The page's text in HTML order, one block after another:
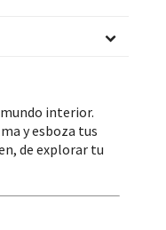
interior.
y esboza tus
de explorar tu